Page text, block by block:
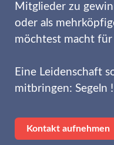
Mitglieder zu
oder als
möchtest macht
Eine Leidenschaft
mitbringen: Segeln !
Kontakt aufnehmen